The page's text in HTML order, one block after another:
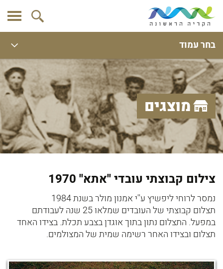
בחר עמוד
מוצגים
צילום קבוצתי עובדי ''אתא'' 1970
נמסר לרוחי ליפשיץ ע''י אמנון מולר בשנת 1984
תצלום קבוצתי של העובדים שמלאו 25 שנה לעבודתם
במפעל. התצלום נתון בתוך אוגדן בצבע תכלת. בצידו האחד
תצלום ובצידו האחר רשימה שמית של המצולמים.